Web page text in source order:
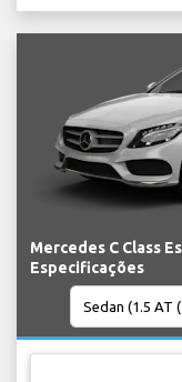
Mercedes C Class
Especificações